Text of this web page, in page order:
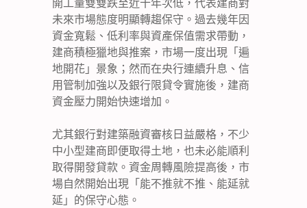
未來市場態度明顯轉趨保守。過去幾年因
資金寬鬆、低利率與資產保值需求帶動，
建商積極獵地與推案，市場一度出現「遍
地開花」景象；然而在央行連續升息、信
用管制加強以及銀行限貸令實施後，建商
資金壓力開始快速增加。
尤其銀行對建築融資審核日益嚴格，不少
中小型建商即便取得土地，也未必能順利
取得開發貸款。資金周轉風險提高後，市
場自然開始出現「能不推就不推、能延就
延」的保守心態。